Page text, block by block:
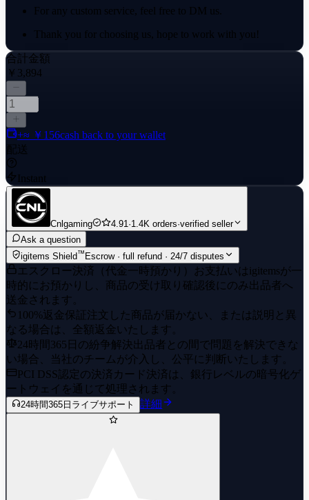
For any custom service, feel free to DM us.
Thank you for choosing us, hope to work with you!
合計金額
￥3,894
+≈ ￥156cash back to your wallet
配送
Instant
Cnlgaming 4.91·1.4K orders·verified seller
Ask a question
igitems Shield™ Escrow · full refund · 24/7 disputes
エスクロー決済（代金一時預かり）
お支払いはigitemsが一
時的にお預かりし、商品の受け取り確認後にのみ出品者へ
送金されます。
100%返金保証 注文した商品が届かない、または説明と異
なる場合は、全額返金いたします。
24時間365日の紛争解決出品者との間で問題を解決できな
い場合、当社のチームが介入し、公平に判断いたします。
PCI DSS認定の決済 カード決済は、銀行レベルの暗号化ゲ
ートウェイを通じて処理されます。
24時間365日ライブサポート 詳細